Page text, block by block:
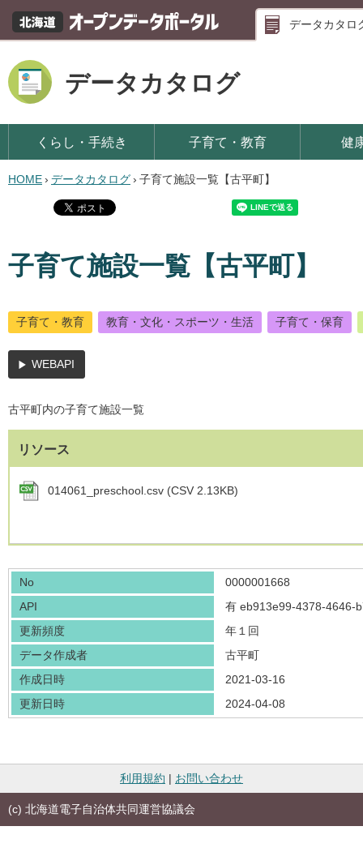
データカタロ
データカタログ
くらし・手続き 子育て・教育 健
HOME› データカタログ› 子育て施設一覧【古平町】
子育て施設一覧【古平町】
子育て・教育 教育・文化・スポーツ・生活 子育て・保育
WEBAPI
古平町内の子育て施設一覧
リソース
014061_preschool.csv (CSV 2.13KB)
No
0000001668
API
有 eb913e99-4378-4646-
更新頻度
年１回
データ作成者
古平町
作成日時
2021-03-16
更新日時
2024-04-08
利用規約 | お問い合わせ
(c) 北海道電子自治体共同運営協議会